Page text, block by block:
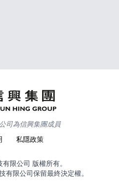
司為信興集團成員
私隱政策
限公司 版權所有。
有限公司保留最終決定權。